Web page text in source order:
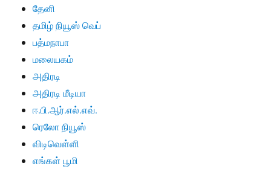
தேனி
தமிழ் நியூஸ் வெப்
பத்மநாபா
மலையகம்
அதிரடி
அதிரடி மீடியா
ஈ.பி.ஆர்.எல்.எவ்.
ரெலோ நியூஸ்
விடிவெள்ளி
எங்கள் பூமி